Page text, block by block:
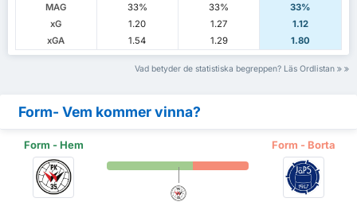
MAG
33% 33%
33%
xG
1.20 1.27
1.12
xGA
1.54 1.29 1.80
Vad betyder de statistiska begreppen? Läs Ordlistan
Form- Vem kommer vinna?
Form - Hem Form - Borta